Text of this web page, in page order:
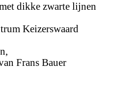
dikke zwarte lijnen
Keizerswaard
Frans Bauer